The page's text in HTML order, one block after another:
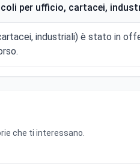
per ufficio, cartacei,
industriali) è stato in
che ti interessano.